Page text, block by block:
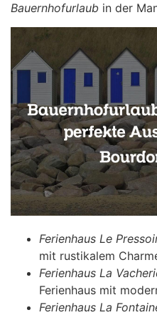
Bauernhofurlaub in der
Ferienhaus Le
mit rustikalem
Ferienhaus La
Ferienhaus mit
Ferienhaus La